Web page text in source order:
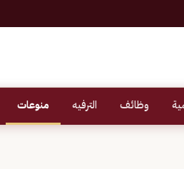
وظائف الترفيه منوعات